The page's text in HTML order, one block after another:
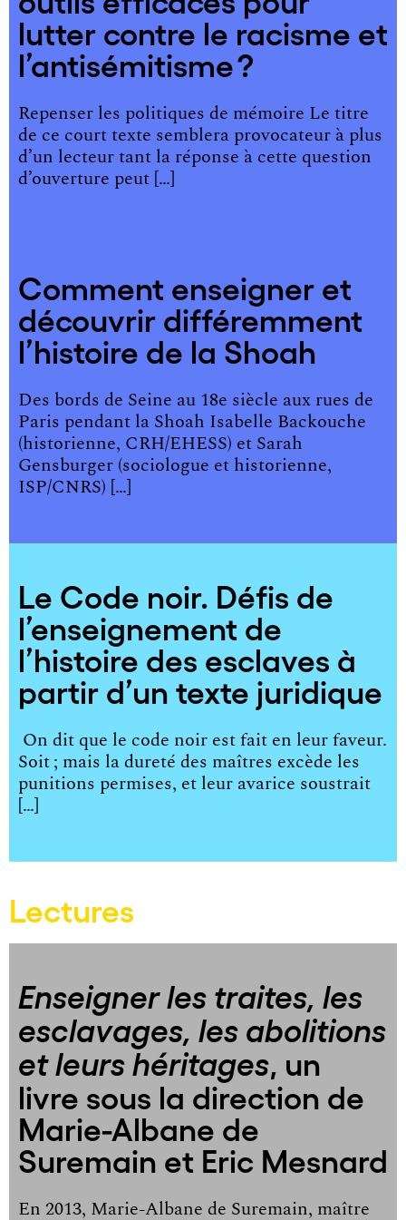
lutter contre le racisme et
l’antisémitisme ?
Repenser les politiques de mémoire Le titre
de ce court texte semblera provocateur à plus
d’un lecteur tant la réponse à cette question
d’ouverture peut […]
Comment enseigner et
découvrir différemment
l’histoire de la Shoah
Des bords de Seine au 18e siècle aux rues de
Paris pendant la Shoah Isabelle Backouche
(historienne, CRH/EHESS) et Sarah
Gensburger (sociologue et historienne,
ISP/CNRS) […]
Le Code noir. Défis de
l’enseignement de
l’histoire des esclaves à
partir d’un texte juridique
On dit que le code noir est fait en leur faveur.
Soit ; mais la dureté des maîtres excède les
punitions permises, et leur avarice soustrait
[…]
Lectures
Enseigner les traites, les
esclavages, les abolitions
et leurs héritages, un
livre sous la direction de
Marie-Albane de
Suremain et Eric Mesnard
En 2013, Marie-Albane de Suremain, maître